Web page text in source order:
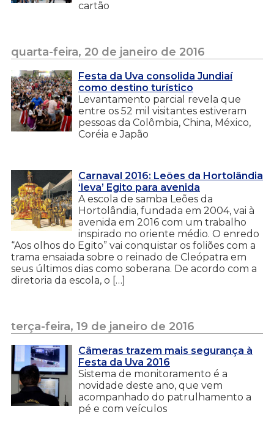
cartão
quarta-feira, 20 de janeiro de 2016
Festa da Uva consolida Jundiaí
como destino turístico
Levantamento parcial revela que
entre os 52 mil visitantes estiveram
pessoas da Colômbia, China, México,
Coréia e Japão
Carnaval 2016: Leões da Hortolândia
‘leva’ Egito para avenida
A escola de samba Leões da
Hortolândia, fundada em 2004, vai à
avenida em 2016 com um trabalho
inspirado no oriente médio. O enredo
“Aos olhos do Egito” vai conquistar os foliões com a
trama ensaiada sobre o reinado de Cleópatra em
seus últimos dias como soberana. De acordo com a
diretoria da escola, o […]
terça-feira, 19 de janeiro de 2016
Câmeras trazem mais segurança à
Festa da Uva 2016
Sistema de monitoramento é a
novidade deste ano, que vem
acompanhado do patrulhamento a
pé e com veículos